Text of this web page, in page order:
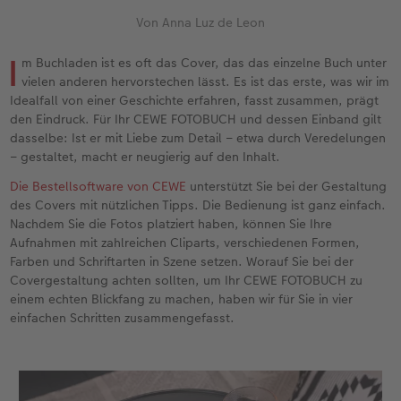
Panoramaseite
Schuber
Designvorlagen
Foto-Kochbuch
Kundenbeispiele
Webinare & VHS
CEWE myPhotos
Filmentwicklung
Fotosticker
Fotosets
Sofortfotos
Passbild
Scan-Service
Analog Services
Acrylglas
Alu-Dibond
Foto auf Holz
Hartschaum
Gallery Print
hexxas
Wandgestaltung
Urlaubsgrüße
Weitere Anlässe
Papierqualitäten
Klappkarten
Fotokarten
Postkarten
Einzelkarten
Foto-Geschenkbox
Art Prints
Handyhüllen
Faber-Castell
Fotokalender
Haustierwelt
Kundenbeispiele
Kalender-Kundenbeispiele
Neuheiten
Extras
CEWE myPhotos
PopGrip
Cardholder
CEWE myPhotos
Neuheiten
Liebe schenken
Geburtstagsgeschenke
Kundenbeispiele
Neuheiten
Gestaltungsideen
Anleitungen und Hilfe
Hochzeit
Baby
Familie
Geburtstag
Faszination Fotografie
App
Von Anna Luz de Leon
I m Buchladen ist es oft das Cover, das das einzelne Buch unter
vielen anderen hervorstechen lässt. Es ist das erste, was wir im
Idealfall von einer Geschichte erfahren, fasst zusammen, prägt
den Eindruck. Für Ihr CEWE FOTOBUCH und dessen Einband gilt
dasselbe: Ist er mit Liebe zum Detail – etwa durch Veredelungen
– gestaltet, macht er neugierig auf den Inhalt.
Die Bestellsoftware von CEWE unterstützt Sie bei der Gestaltung
des Covers mit nützlichen Tipps. Die Bedienung ist ganz einfach.
Nachdem Sie die Fotos platziert haben, können Sie Ihre
Aufnahmen mit zahlreichen Cliparts, verschiedenen Formen,
Farben und Schriftarten in Szene setzen. Worauf Sie bei der
Covergestaltung achten sollten, um Ihr CEWE FOTOBUCH zu
einem echten Blickfang zu machen, haben wir für Sie in vier
einfachen Schritten zusammengefasst.